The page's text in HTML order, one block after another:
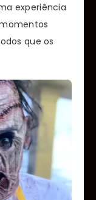
experiência
que os